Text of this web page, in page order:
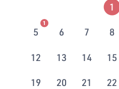
1
5
1
6 7 8
12 13 14 15
19 20 21 22